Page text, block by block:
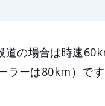
道の場合は時速
ーは80km）です